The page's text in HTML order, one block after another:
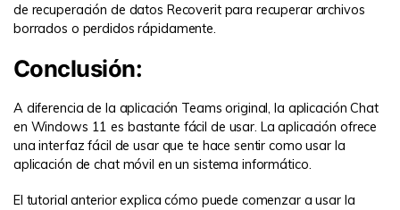
de recuperación de datos Recoverit para recuperar archivos
borrados o perdidos rápidamente.
Conclusión:
A diferencia de la aplicación Teams original, la aplicación Chat
en Windows 11 es bastante fácil de usar. La aplicación ofrece
una interfaz fácil de usar que te hace sentir como usar la
aplicación de chat móvil en un sistema informático.
El tutorial anterior explica cómo puede comenzar a usar la